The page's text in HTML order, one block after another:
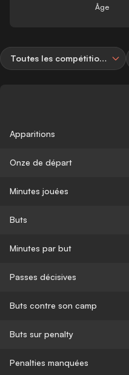
Âge
Toutes les compétitions
Apparitions
Onze de départ
Minutes jouées
Buts
Minutes par but
Passes décisives
Buts contre son camp
Buts sur penalty
Penalties manquées